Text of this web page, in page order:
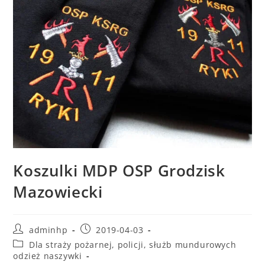
Koszulki MDP OSP Grodzisk
Mazowiecki
adminhp
2019-04-03
Dla straży pożarnej, policji, służb mundurowych
odzież naszywki